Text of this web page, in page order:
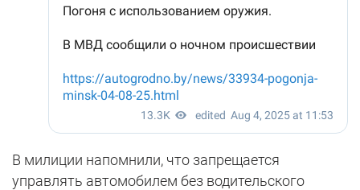
В милиции напомнили, что запрещается
управлять автомобилем без водительского